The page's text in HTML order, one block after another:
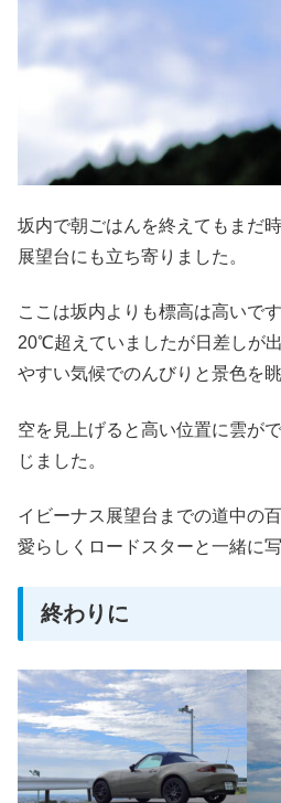
坂内で朝ごはんを終えてもまだ
展望台にも立ち寄りました。
ここは坂内よりも標高は高いで
20℃超えていましたが日差しが
やすい気候でのんびりと景色を
空を見上げると高い位置に雲が
じました。
イビーナス展望台までの道中の
愛らしくロードスターと一緒に
終わりに